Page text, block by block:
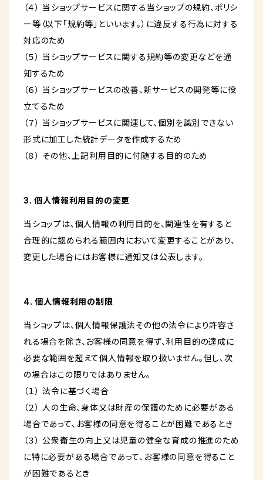
（４） 当ショップサービスに関する当ショップの規約、ポリシ
ー等（以下「規約等」といいます。）に違反する行為に対する
対応のため
（５） 当ショップサービスに関する規約等の変更などを通
知するため
（６） 当ショップサービスの改善、新サービスの開発等に役
立てるため
（７） 当ショップサービスに関連して、個別を識別できない
形式に加工した統計データを作成するため
（８） その他、上記利用目的に付随する目的のため
3. 個人情報利用目的の変更
当ショップは、個人情報の利用目的を、関連性を有すると
合理的に認められる範囲内において変更することがあり、
変更した場合にはお客様に通知又は公表します。
4. 個人情報利用の制限
当ショップは、個人情報保護法その他の法令により許容さ
れる場合を除き、お客様の同意を得ず、利用目的の達成に
必要な範囲を超えて個人情報を取り扱いません。但し、次
の場合はこの限りではありません。
（１） 法令に基づく場合
（２） 人の生命、身体又は財産の保護のために必要がある
場合であって、お客様の同意を得ることが困難であるとき
（３） 公衆衛生の向上又は児童の健全な育成の推進のため
に特に必要がある場合であって、お客様の同意を得ること
が困難であるとき